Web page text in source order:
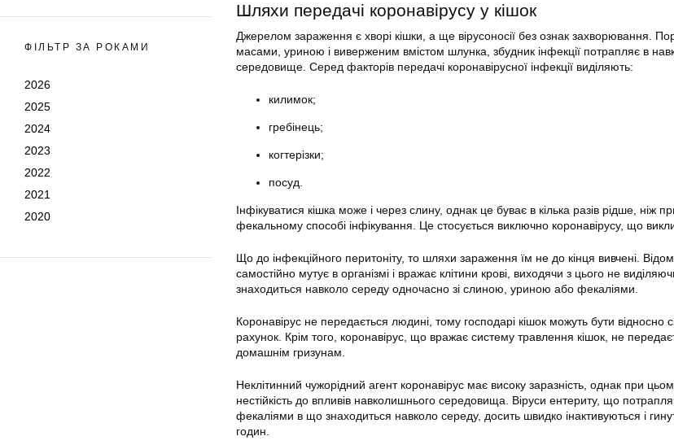
ФІЛЬТР ЗА РОКАМИ
2026
2025
2024
2023
2022
2021
2020
Шляхи передачі коронавірусу у кішок
Джерелом зараження є хворі кішки, а ще вірусоносії без ознак захворювання.
масами, уриною і виверженим вмістом шлунка, збудник інфекції потрапляє в
середовище. Серед факторів передачі коронавірусної інфекції виділяють:
килимок;
гребінець;
когтерізки;
посуд.
Інфікуватися кішка може і через слину, однак це буває в кілька разів рідше, ніж
фекальному способі інфікування. Це стосується виключно коронавірусу, що
Що до інфекційного перитоніту, то шляхи зараження їм не до кінця вивчені.
самостійно мутує в організмі і вражає клітини крові, виходячи з цього не
знаходиться навколо середу одночасно зі слиною, уриною або фекаліями.
Коронавірус не передається людині, тому господарі кішок можуть бути відносно
рахунок. Крім того, коронавірус, що вражає систему травлення кішок, не
домашнім гризунам.
Неклітинний чужорідний агент коронавірус має високу заразність, однак при
нестійкість до впливів навколишнього середовища. Віруси ентериту, що
фекаліями в що знаходиться навколо середу, досить швидко інактивуються і
годин.